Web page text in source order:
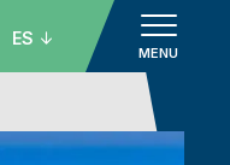
MENU
ES